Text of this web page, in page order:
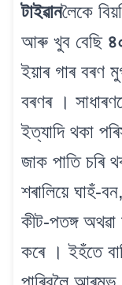
টাইৱানলৈকে
আৰু খুব বেছি
ইয়াৰ গাৰ বৰণ
বৰণৰ ।
ইত্যাদি থকা
জাক পাতি চৰি
শৰালিয়ে ঘাহঁ-
কীট-পতঙ্গ
কৰে । ইহঁতে